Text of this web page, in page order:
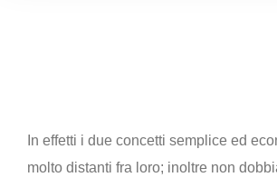
In effetti i due concetti semplice ed
molto distanti fra loro; inoltre non